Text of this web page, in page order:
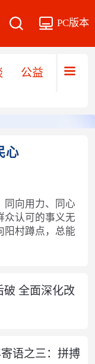
PC版本
公益 文旅
心
向用力、同心
众认可的事义无
村蹲点，总能
破 全面深化改
语之三：拼搏